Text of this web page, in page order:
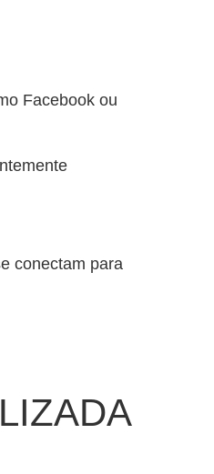
Facebook ou
conectam para